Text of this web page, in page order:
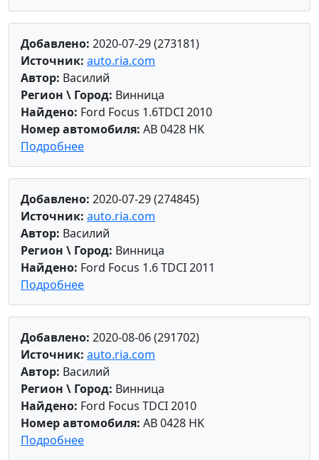
Добавлено: 2020-07-29 (273181)
Источник: auto.ria.com
Автор: Василий
Регион \ Город: Винница
Найдено: Ford Focus 1.6TDCI 2010
Номер автомобиля: AB 0428 HK
Подробнее
Добавлено: 2020-07-29 (274845)
Источник: auto.ria.com
Автор: Василий
Регион \ Город: Винница
Найдено: Ford Focus 1.6 TDCI 2011
Подробнее
Добавлено: 2020-08-06 (291702)
Источник: auto.ria.com
Автор: Василий
Регион \ Город: Винница
Найдено: Ford Focus TDCI 2010
Номер автомобиля: AB 0428 HK
Подробнее